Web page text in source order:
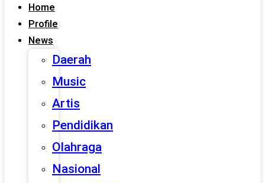
Home
Profile
News
Daerah
Music
Artis
Pendidikan
Olahraga
Nasional